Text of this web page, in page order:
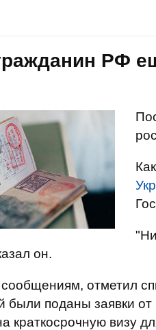
РФ
он.
отметил
были поданы заявки
краткосрочную визу